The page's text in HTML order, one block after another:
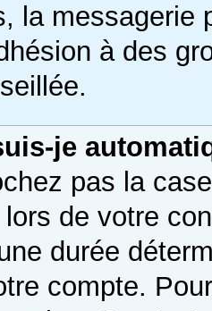
la messagerie
à des
je
pas la
lors de votre
durée
compte.